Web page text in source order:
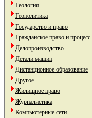
Геология
Геополитика
Государство и право
Гражданское право и процесс
Делопроизводство
Детали машин
Дистанционное образование
Другое
Жилищное право
Журналистика
Компьютерные сети